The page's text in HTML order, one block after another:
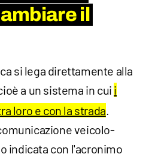
il
si lega direttamente alla
a un sistema in cui i
loro e con la strada.
veicolo-
indicata con l'acronimo